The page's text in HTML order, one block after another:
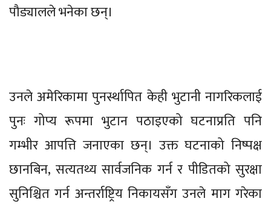
पौड्यालले भनेका छन्।
उनले अमेरिकामा पुनर्स्थापित केही भुटानी नागरिकलाई
पुनः गोप्य रूपमा भुटान पठाइएको घटनाप्रति पनि
गम्भीर आपत्ति जनाएका छन्। उक्त घटनाको निष्पक्ष
छानबिन, सत्यतथ्य सार्वजनिक गर्न र पीडितको सुरक्षा
सुनिश्चित गर्न अन्तर्राष्ट्रिय निकायसँग उनले माग गरेका